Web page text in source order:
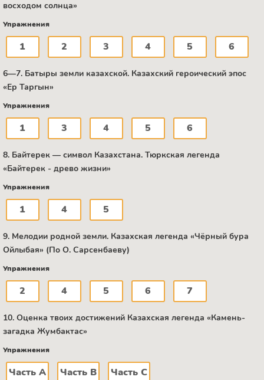
восходом солнца»
Упражнения
1 2 3 4 5 6
6—7. Батыры земли казахской. Казахский героический эпос
«Ер Таргын»
Упражнения
1 3 4 5 6
8. Байтерек — символ Казахстана. Тюркская легенда
«Байтерек - древо жизни»
Упражнения
1 4 5
9. Мелодии родной земли. Казахская легенда «Чёрный бура
Ойлыбая» (По О. Сарсенбаеву)
Упражнения
2 4 5 6 7
10. Оценка твоих достижений Казахская легенда «Камень-
загадка Жумбактас»
Упражнения
Часть А Часть В Часть C